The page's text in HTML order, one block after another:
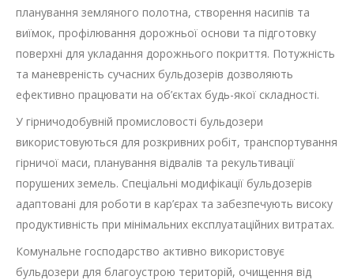
планування земляного полотна, створення насипів та
виїмок, профілювання дорожньої основи та підготовку
поверхні для укладання дорожнього покриття. Потужність
та маневреність сучасних бульдозерів дозволяють
ефективно працювати на об’єктах будь-якої складності.
У гірничодобувній промисловості бульдозери
використовуються для розкривних робіт, транспортування
гірничої маси, планування відвалів та рекультивації
порушених земель. Спеціальні модифікації бульдозерів
адаптовані для роботи в кар’єрах та забезпечують високу
продуктивність при мінімальних експлуатаційних витратах.
Комунальне господарство активно використовує
бульдозери для благоустрою територій, очищення від